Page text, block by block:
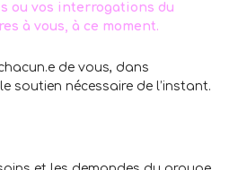
ou vos interrogations du
à vous, à ce moment.
de vous, dans
soutien nécessaire de l’instant.